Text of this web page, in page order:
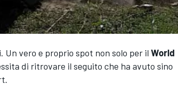
Un vero e proprio spot non solo per il World
di ritrovare il seguito che ha avuto sino